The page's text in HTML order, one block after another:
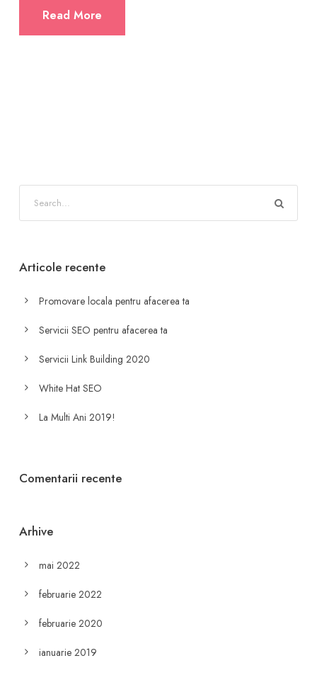
Read More
Articole recente
Promovare locala pentru afacerea ta
Servicii SEO pentru afacerea ta
Servicii Link Building 2020
White Hat SEO
La Multi Ani 2019!
Comentarii recente
Arhive
mai 2022
februarie 2022
februarie 2020
ianuarie 2019